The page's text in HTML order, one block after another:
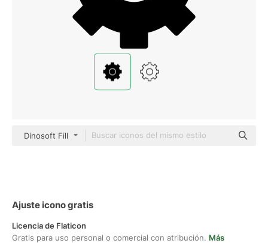
Dinosoft Fill
Ajuste icono gratis
Licencia de Flaticon
Gratis para uso personal o comercial con atribución. Más